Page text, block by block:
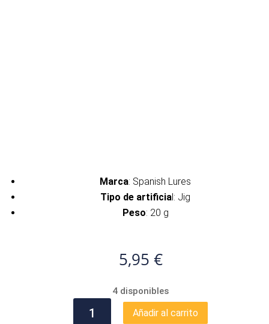
Marca: Spanish Lures
Tipo de artificial: Jig
Peso: 20 g
5,95 €
4 disponibles
REAL
Añadir al carrito